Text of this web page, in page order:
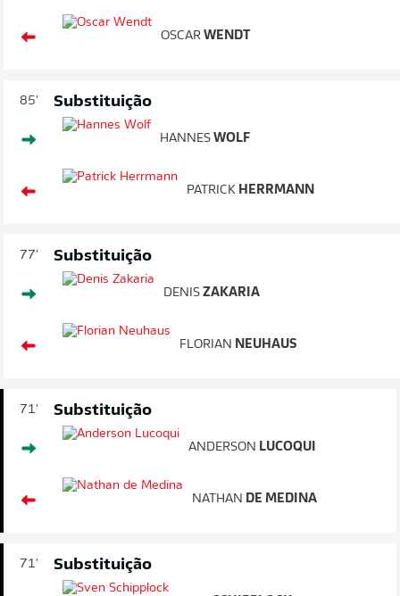
OSCAR WENDT
85' Substituição
HANNES WOLF
PATRICK HERRMANN
77' Substituição
DENIS ZAKARIA
FLORIAN NEUHAUS
71' Substituição
ANDERSON LUCOQUI
NATHAN DE MEDINA
71' Substituição